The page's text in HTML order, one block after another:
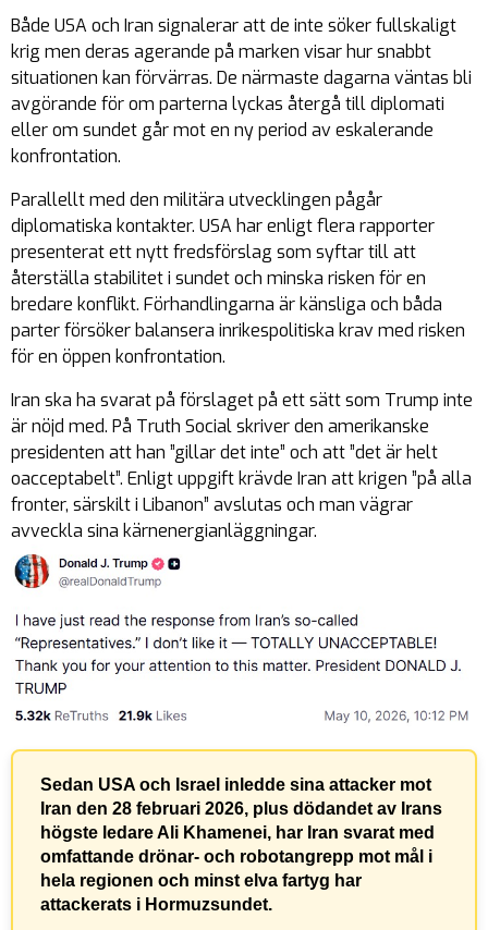
Både USA och Iran signalerar att de inte söker fullskaligt
krig men deras agerande på marken visar hur snabbt
situationen kan förvärras. De närmaste dagarna väntas bli
avgörande för om parterna lyckas återgå till diplomati
eller om sundet går mot en ny period av eskalerande
konfrontation.
Parallellt med den militära utvecklingen pågår
diplomatiska kontakter. USA har enligt flera rapporter
presenterat ett nytt fredsförslag som syftar till att
återställa stabilitet i sundet och minska risken för en
bredare konflikt. Förhandlingarna är känsliga och båda
parter försöker balansera inrikespolitiska krav med risken
för en öppen konfrontation.
Iran ska ha svarat på förslaget på ett sätt som Trump inte
är nöjd med. På Truth Social skriver den amerikanske
presidenten att han ”gillar det inte” och att ”det är helt
oacceptabelt”. Enligt uppgift krävde Iran att krigen ”på alla
fronter, särskilt i Libanon” avslutas och man vägrar
avveckla sina kärnenergianläggningar.
Sedan USA och Israel inledde sina attacker mot
Iran den 28 februari 2026, plus dödandet av Irans
högste ledare Ali Khamenei, har Iran svarat med
omfattande drönar- och robotangrepp mot mål i
hela regionen och minst elva fartyg har
attackerats i Hormuzsundet.